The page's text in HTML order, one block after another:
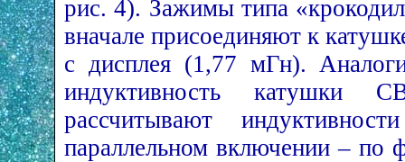
рис. 4). Зажимы типа
вначале присоединяют к
с дисплея (1,77 мГн).
индуктивность
рассчитывают
параллельном включении – по